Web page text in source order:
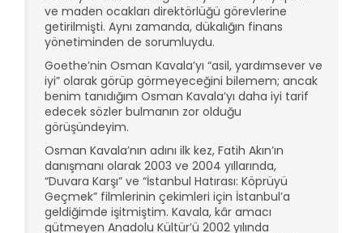
ve maden ocakları direktörlüğü görevlerine
getirilmişti. Aynı zamanda, dükalığın finans
yönetiminden de sorumluydu.
Goethe’nin Osman Kavala’yı “asil, yardımsever ve
iyi” olarak görüp görmeyeceğini bilemem; ancak
benim tanıdığım Osman Kavala’yı daha iyi tarif
edecek sözler bulmanın zor olduğu
görüşündeyim.
Osman Kavala’nın adını ilk kez, Fatih Akın’ın
danışmanı olarak 2003 ve 2004 yıllarında,
“Duvara Karşı” ve “İstanbul Hatırası: Köprüyü
Geçmek” filmlerinin çekimleri için İstanbul’a
geldiğimde işitmiştim. Kavala, kâr amacı
gütmeyen Anadolu Kültür’ü 2002 yılında